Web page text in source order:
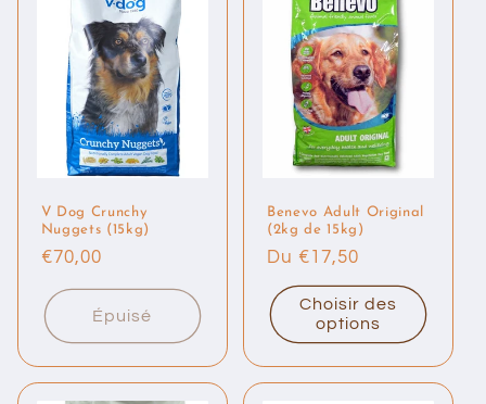
V Dog Crunchy
Nuggets (15kg)
Prix
habituel
€70,00
Épuisé
Benevo Adult Original
(2kg de 15kg)
Prix
habituel
Du €17,50
Choisir des
options